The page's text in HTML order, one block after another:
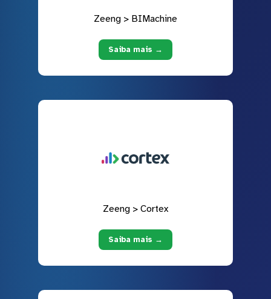
Zeeng > BIMachine
Saiba mais →
Zeeng > Cortex
Saiba mais →